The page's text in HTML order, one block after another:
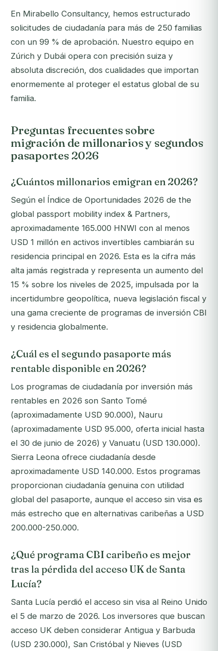
En Mirabello Consultancy, hemos estructurado
solicitudes de ciudadanía para más de 250 familias
con un 99 % de aprobación. Nuestro equipo en
Zúrich y Dubái opera con precisión suiza y
absoluta discreción, dos cualidades que importan
enormemente al proteger el estatus global de su
familia.
Preguntas frecuentes sobre
migración de millonarios y segundos
pasaportes 2026
¿Cuántos millonarios emigran en 2026?
Según el Índice de Oportunidades 2026 de the
global passport mobility index & Partners,
aproximadamente 165.000 HNWI con al menos
USD 1 millón en activos invertibles cambiarán su
residencia principal en 2026. Esta es la cifra más
alta jamás registrada y representa un aumento del
15 % sobre los niveles de 2025, impulsada por la
incertidumbre geopolítica, nueva legislación fiscal y
una gama creciente de programas de inversión CBI
y residencia globalmente.
¿Cuál es el segundo pasaporte más
rentable disponible en 2026?
Los programas de ciudadanía por inversión más
rentables en 2026 son Santo Tomé
(aproximadamente USD 90.000), Nauru
(aproximadamente USD 95.000, oferta inicial hasta
el 30 de junio de 2026) y Vanuatu (USD 130.000).
Sierra Leona ofrece ciudadanía desde
aproximadamente USD 140.000. Estos programas
proporcionan ciudadanía genuina con utilidad
global del pasaporte, aunque el acceso sin visa es
más estrecho que en alternativas caribeñas a USD
200.000-250.000.
¿Qué programa CBI caribeño es mejor
tras la pérdida del acceso UK de Santa
Lucía?
Santa Lucía perdió el acceso sin visa al Reino Unido
el 5 de marzo de 2026. Los inversores que buscan
acceso UK deben considerar Antigua y Barbuda
(USD 230.000), San Cristóbal y Nieves (USD